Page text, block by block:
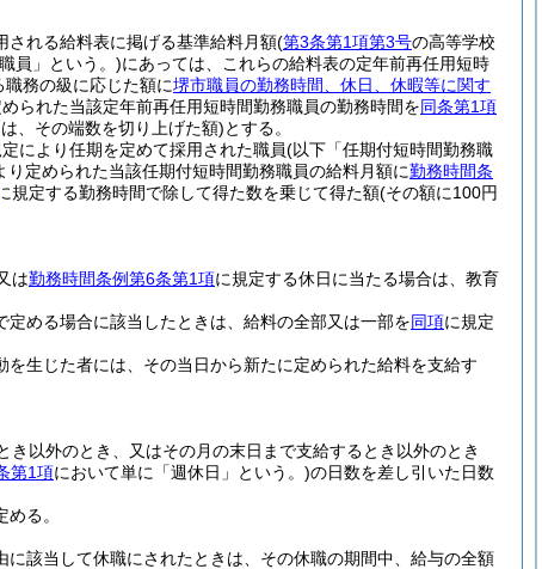
される給料表に掲げる基準給料月額(第3条第1項第3号の高等学校
員」という。)にあっては、これらの給料表の定年前再任用短時
務の級に応じた額に堺市職員の勤務時間、休日、休暇等に関す
られた当該定年前再任用短時間勤務職員の勤務時間を同条第1項
、その端数を切り上げた額)とする。
により任期を定めて採用された職員(以下「任期付短時間勤務職
定められた当該任期付短時間勤務職員の給料月額に勤務時間条
規定する勤務時間で除して得た数を乗じて得た額(その額に100円
は勤務時間条例第6条第1項に規定する休日に当たる場合は、教育
める場合に該当したときは、給料の全部又は一部を同項に規定
生じた者には、その当日から新たに定められた給料を支給す
以外のとき、又はその月の末日まで支給するとき以外のとき
第1項において単に「週休日」という。)の日数を差し引いた日数
る。
該当して休職にされたときは、その休職の期間中、給与の全額